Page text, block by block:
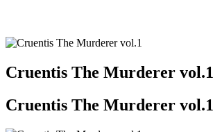
Cruentis The Murderer vol.1
Cruentis The Murderer vol.1